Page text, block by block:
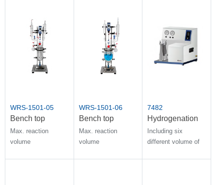
WRS-1501-05
Bench top
reactor, all-in-
one, jacketed,
Max. reaction
volume
WRS-1501-06
Bench top
reactor, all-in-
one, jacketed,
Max. reaction
volume
7482
Hydrogenation
Reactor
Including six
different volume of